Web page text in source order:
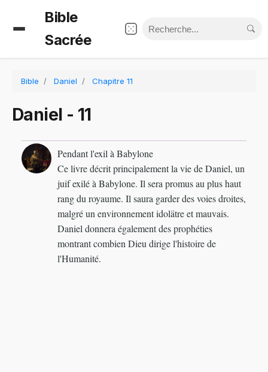
Bible
Sacrée
Bible Daniel Chapitre 11
Daniel - 11
Pendant l'exil à Babylone
Ce livre décrit principalement la vie de Daniel, un
juif exilé à Babylone. Il sera promus au plus haut
rang du royaume. Il saura garder des voies droites,
malgré un environnement idolätre et mauvais.
Daniel donnera également des prophéties
montrant combien Dieu dirige l'histoire de
l'Humanité.